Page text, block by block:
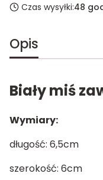
Czas wysyłki:48
Opis
Biały miś
Wymiary:
długość: 6,5cm
szerokość: 6cm